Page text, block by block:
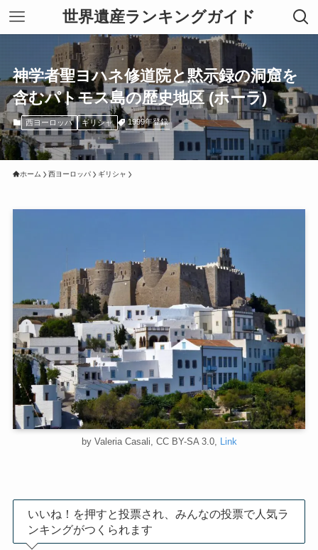
世界遺産ランキングガイド
神学者聖ヨハネ修道院と黙示録の洞窟を
含むパトモス島の歴史地区 (ホーラ)
西ヨーロッパ ギリシャ 1999年登録
ホーム 西ヨーロッパ ギリシャ
by Valeria Casali, CC BY-SA 3.0, Link
いいね！を押すと投票され、みんなの投票で人気ラ
ンキングがつくられます